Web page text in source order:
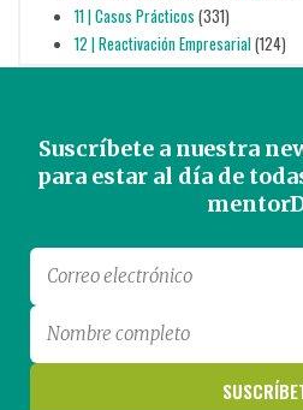
11 | Casos Prácticos (331)
12 | Reactivación Empresarial(124)
Suscríbete a nuestra
para estar al día de